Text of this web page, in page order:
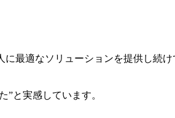
最適なソリューションを提供し続け
”と実感しています。